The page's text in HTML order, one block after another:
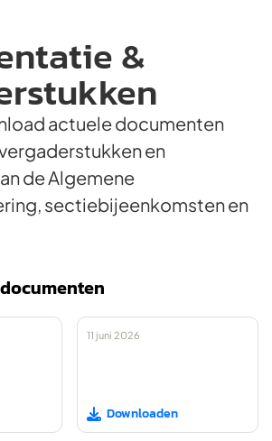
&
actuele documenten
en
de Algemene
sectiebijeenkomsten en
11 juni 2026
 Downloaden